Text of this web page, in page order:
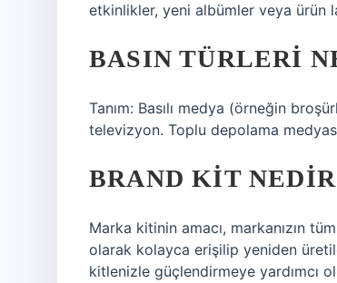
etkinlikler, yeni albümler veya ürün
BASIN TÜRLERI
Tanım: Basılı medya (örneğin
televizyon. Toplu depolama
BRAND KIT
Marka kitinin amacı, markanızın
olarak kolayca erişilip yeniden
kitlenizle güçlendirmeye yardımcı